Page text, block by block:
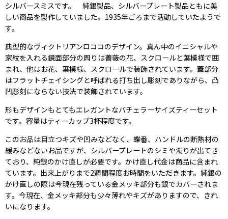
シルバースミスです。 純銀製品、シルバープレート製品ともに美
しい商品を製作していました。1935年ごろまで活動していたようで
す。
典型的なヴィクトリアンロココのデザイン。真ん中のイニシャルや
家紋を入れる鏡面部分の周りは薔薇の花、スクロールと葉模様で囲
まれ、他はお花、葉模様、スクロールで装飾されています。蓋部分
はフラットチェイシングと呼ばれる打ち出し彫刻でありながら、凸
凹彫刻にならない技法で装飾されています。
形もデザインもとてもエレガントなバチェラーサイズティーセット
です。容量はティーカップ3杯程度です。
このお品は目立つキズや凹みなどなく、蝶番、ハンドルの断熱材の
緩みなどないお品ですが、シルバープレートのシミや濁りが出てき
ており、純銀のかけ直しが必要です。かけ直し代金は商品に含まれ
ています。出来上がりまで2週間程度お時間をいただきます。純銀の
かけ直しの際は今現在残っている金メッキ部分も銀でカバーされま
す。今現在、金メッキ部分も少々薄れやキズがありますので、きれ
いになります。